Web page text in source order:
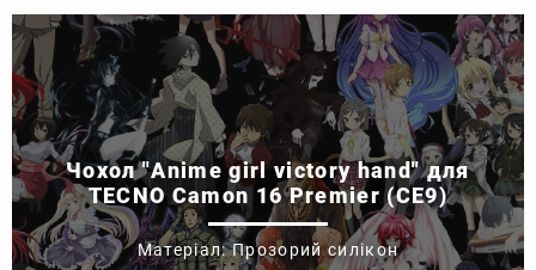
Чохол "Anime girl victory hand" для
TECNO Camon 16 Premier (CE9)
Матеріал: Прозорий силікон